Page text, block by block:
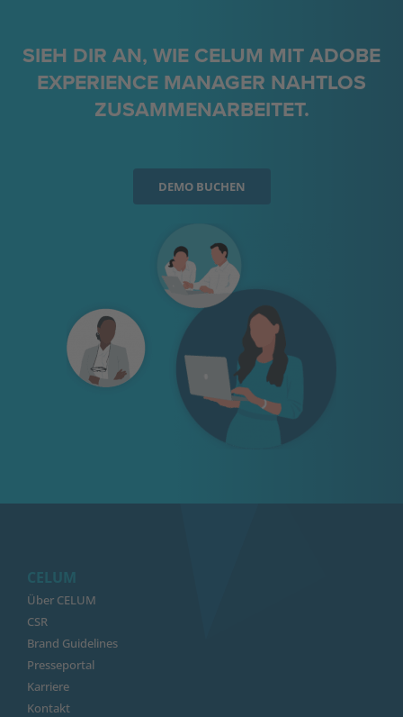
Nutzung des Service zu, um
dieses Video anzusehen.
powered byUsercentrics Consent
SIEH DIR AN, WIE CELUM MIT ADOBE
EXPERIENCE MANAGER NAHTLOS
ZUSAMMENARBEITET.
DEMO BUCHEN
CELUM
Über CELUM
CSR
Brand Guidelines
Presseportal
Karriere
Kontakt